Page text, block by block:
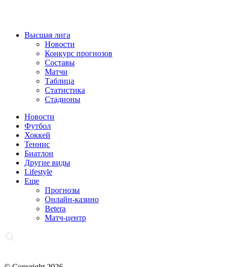
Высшая лига
Новости
Конкурс прогнозов
Составы
Матчи
Таблица
Статистика
Стадионы
Новости
Футбол
Хоккей
Теннис
Биатлон
Другие виды
Lifestyle
Еще
Прогнозы
Онлайн-казино
Betera
Матч-центр